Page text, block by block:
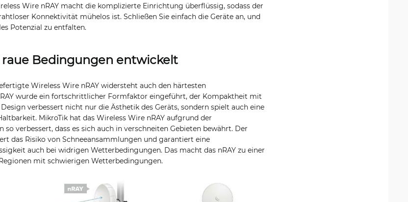
Wire nRAY macht die komplizierte Einrichtung überflüssig, sodass der
Konnektivität mühelos ist. Schließen Sie einfach die Geräte an, und
Potenzial zu entfalten.
raue Bedingungen entwickelt
Wireless Wire nRAY widersteht auch den härtesten
wurde ein fortschrittlicher Formfaktor eingeführt, der Kompaktheit mit
verbessert nicht nur die Ästhetik des Geräts, sondern spielt auch eine
MikroTik hat das Wireless Wire nRAY aufgrund der
verbessert, dass es sich auch in verschneiten Gebieten bewährt. Der
das Risiko von Schneeansammlungen und garantiert eine
auch bei widrigen Wetterbedingungen. Das macht das nRAY zu einer
mit schwierigen Wetterbedingungen.